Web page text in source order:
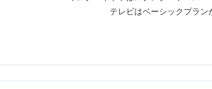
テレビはベーシックプラン